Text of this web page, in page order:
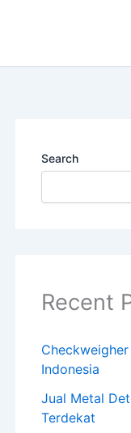
Search
Recent
Indonesia
Jual Metal
Terdekat